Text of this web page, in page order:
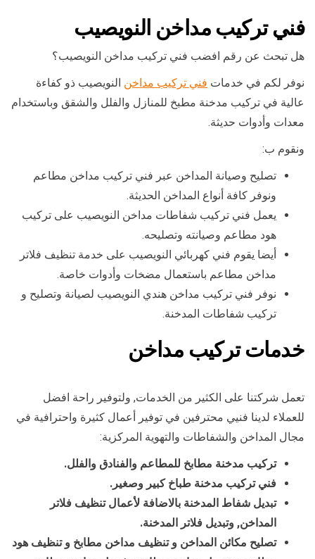
فني تركيب مداخن النويصيب
هل تبحث عن رقم افضب فني تركيب مداخن النويصيب؟
نوفر لكم في خدمات فني تركيب مداخن النويصيب ذو كفاءة
عالية في تركيب مدخنة مطبخ للمنازل والفلل والشقق وباستخدام
معدات وأدوات حديثة.
ونقوم ب:
تصليح وصيانة المداخن عبر فني تركيب مداخن مطاعم
ونوفر كافة أنواع المداخن الحديثة.
يعمل فني تركيب شفاطات مداخن النويصيب على تركيب
هود مطاعم وصيانته وتصليحه.
أيضا يقوم فني كهربائي النويصيب على خدمة تنظيف فلاتر
مداخن مطاعم باستعمال مضخات وأدوات خاصة.
نوفر فني تركيب مداخن هندي النويصيب لصيانة وتصليح و
تركيب شفاطات المدخنة.
خدمات تركيب مداخن
تعمل شركتنا على الكثير من الخدمات, ولتوفير راحة افضل
للعملاء لدينا فنيي محترفين في توفير أعمال كثيرة واحترافية في
مجال المداخن والشفاطات والتهوية المركزية:
تركيب مدخنة مطابخ للمطاعم والفنادق والفلل.
فني تركيب مدخنة طباخ كبير وصغير.
تبديل شفاط المدخنة بالاضافة لأعمال تنظيف فلاتر
المداخن, وتبديل فلاتر المدخنة.
تصليح مكائن المداخن و تنظيف مداخن مطابخ و تنظيف هود